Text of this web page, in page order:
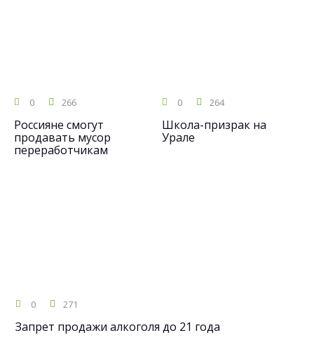
0 266
Россияне смогут
продавать мусор
переработчикам
0 264
Школа-призрак на
Урале
0 271
Запрет продажи алкоголя до 21 года